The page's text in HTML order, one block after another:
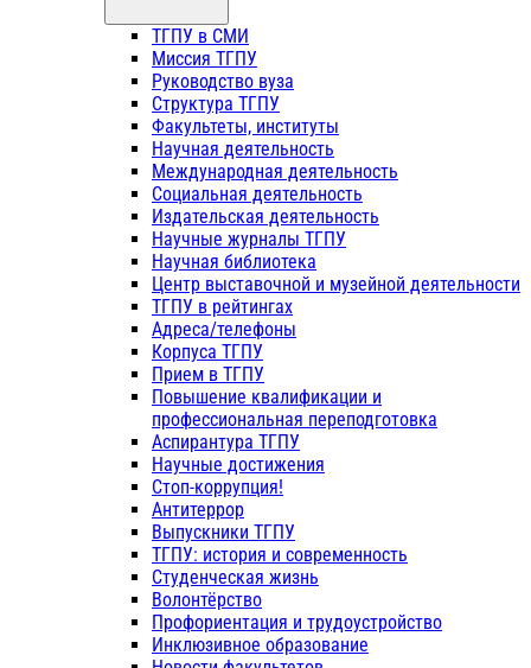
ТГПУ в СМИ
Миссия ТГПУ
Руководство вуза
Структура ТГПУ
Факультеты, институты
Научная деятельность
Международная деятельность
Социальная деятельность
Издательская деятельность
Научные журналы ТГПУ
Научная библиотека
Центр выставочной и музейной деятельности
ТГПУ в рейтингах
Адреса/телефоны
Корпуса ТГПУ
Прием в ТГПУ
Повышение квалификации и
профессиональная переподготовка
Аспирантура ТГПУ
Научные достижения
Стоп-коррупция!
Антитеррор
Выпускники ТГПУ
ТГПУ: история и современность
Студенческая жизнь
Волонтёрство
Профориентация и трудоустройство
Инклюзивное образование